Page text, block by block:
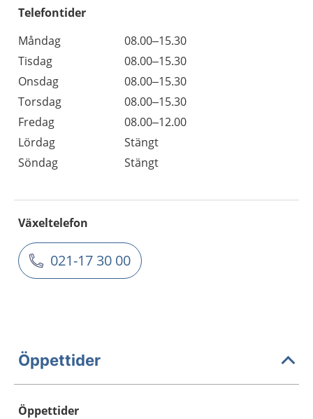
Telefontider
Måndag
08.00–15.30
Tisdag
08.00–15.30
Onsdag
08.00–15.30
Torsdag
08.00–15.30
Fredag
08.00–12.00
Lördag
Stängt
Söndag
Stängt
Växeltelefon
021-17 30 00
Öppettider
Öppettider